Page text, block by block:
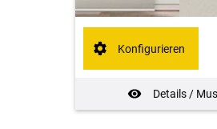
Details /
Konfigurieren